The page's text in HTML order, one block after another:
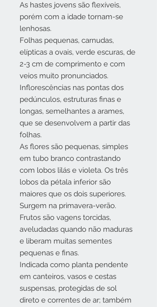
As hastes jovens são flexíveis,
porém com a idade tornam-se
lenhosas.
Folhas pequenas, carnudas,
elípticas a ovais, verde escuras, de
2-3 cm de comprimento e com
veios muito pronunciados.
Inflorescências nas pontas dos
pedúnculos, estruturas finas e
longas, semelhantes a arames,
que se desenvolvem a partir das
folhas.
As flores são pequenas, simples
em tubo branco contrastando
com lobos lilás e violeta. Os três
lobos da pétala inferior são
maiores que os dois superiores.
Surgem na primavera-verão.
Frutos são vagens torcidas,
aveludadas quando não maduras
e liberam muitas sementes
pequenas e finas.
Indicada como planta pendente
em canteiros, vasos e cestas
suspensas, protegidas de sol
direto e correntes de ar; também